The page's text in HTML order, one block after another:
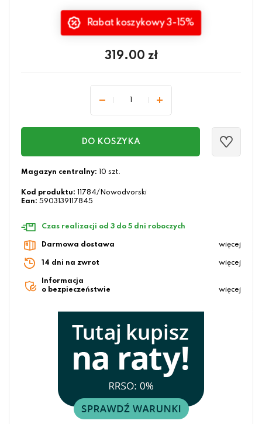
Rabat koszykowy 3-15%
319.00 zł
DO KOSZYKA
Magazyn centralny: 10 szt.
Kod produktu:
11784/Nowodvorski
Ean: 5903139117845
Czas realizacji od 3 do 5 dni roboczych
Darmowa dostawa więcej
14 dni na zwrot więcej
Informacja
o bezpieczeństwie
więcej